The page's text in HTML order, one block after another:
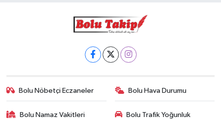
Bolu Nöbetçi Eczaneler Bolu Hava Durumu
Bolu Namaz Vakitleri
Bolu Trafik Yoğunluk